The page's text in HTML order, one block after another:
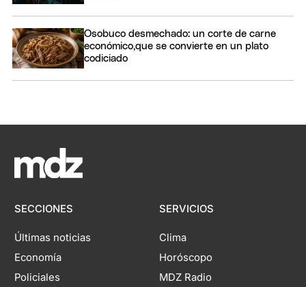
Osobuco desmechado: un corte de carne
económico,que se convierte en un plato
codiciado
SECCIONES
Últimas noticias
Economía
Policiales
SERVICIOS
Clima
Horóscopo
MDZ Radio